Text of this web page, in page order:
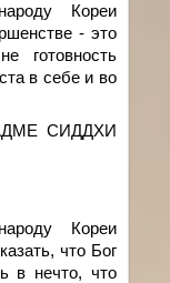
Кореи
- это
готовность
в себе и во
СИДДХИ
Кореи
что Бог
в нечто, что